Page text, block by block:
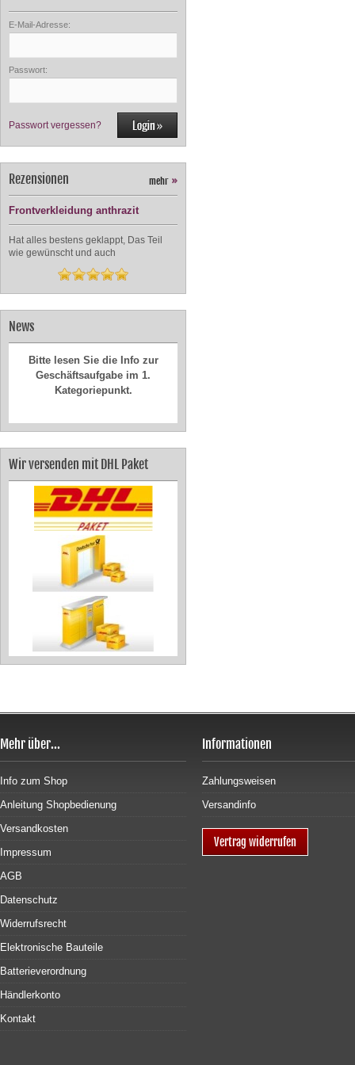
E-Mail-Adresse:
Passwort:
Passwort vergessen?
Rezensionen mehr »
Frontverkleidung anthrazit
Hat alles bestens geklappt, Das Teil
wie gewünscht und auch
News
Geschäftsaufgabe im 1.
Kategoriepunkt.
Wir versenden mit DHL Paket
Mehr über...
Info zum Shop
Anleitung Shopbedienung
Versandkosten
Impressum
AGB
Datenschutz
Widerrufsrecht
Elektronische Bauteile
Batterieverordnung
Händlerkonto
Kontakt
Informationen
Zahlungsweisen
Versandinfo
Vertrag widerrufen